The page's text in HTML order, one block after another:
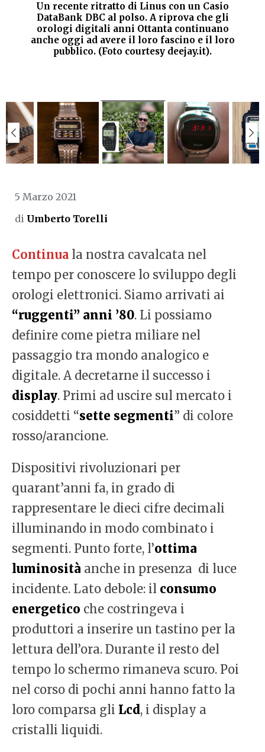
Un recente ritratto di Linus con un Casio
DataBank DBC al polso. A riprova che gli
orologi digitali anni Ottanta continuano
anche oggi ad avere il loro fascino e il loro
pubblico. (Foto courtesy deejay.it).
5 Marzo 2021
di Umberto Torelli
Continua la nostra cavalcata nel
tempo per conoscere lo sviluppo degli
orologi elettronici. Siamo arrivati ai
“ruggenti” anni ’80. Li possiamo
definire come pietra miliare nel
passaggio tra mondo analogico e
digitale. A decretarne il successo i
display. Primi ad uscire sul mercato i
cosiddetti “sette segmenti” di colore
rosso/arancione.
Dispositivi rivoluzionari per
quarant’anni fa, in grado di
rappresentare le dieci cifre decimali
illuminando in modo combinato i
segmenti. Punto forte, l’ottima
luminosità anche in presenza di luce
incidente. Lato debole: il consumo
energetico che costringeva i
produttori a inserire un tastino per la
lettura dell’ora. Durante il resto del
tempo lo schermo rimaneva scuro. Poi
nel corso di pochi anni hanno fatto la
loro comparsa gli Lcd, i display a
cristalli liquidi.